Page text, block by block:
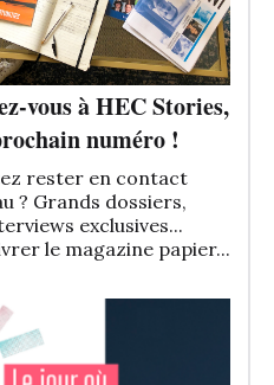
vous à HEC Stories,
numéro !
rester en contact
? Grands dossiers,
exclusives...
le magazine papier...